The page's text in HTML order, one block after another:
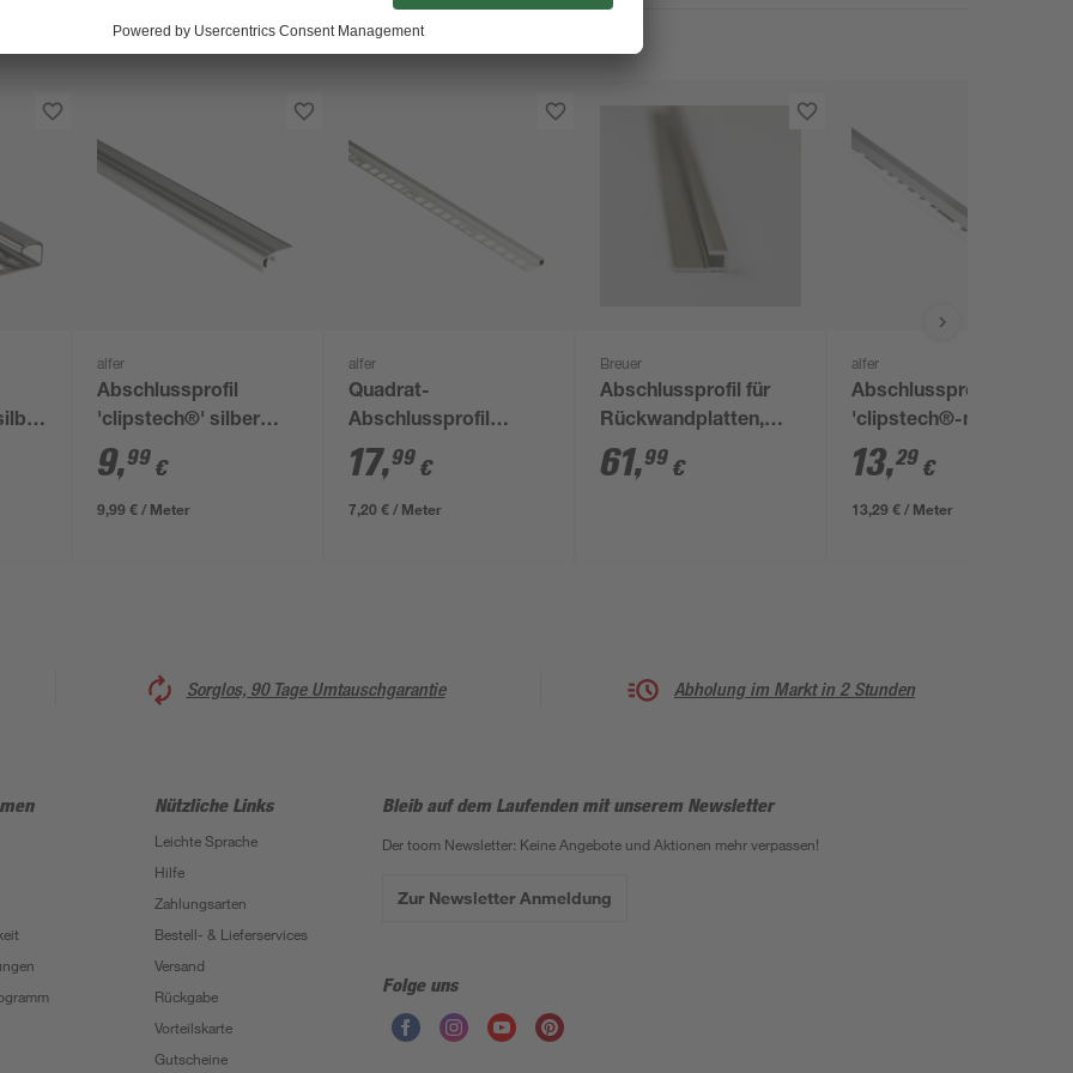
alfer
Abschlussprofil
'clipstech®' silber
1000 x 12,5 mm
9,99 €
9,99 € / Meter
alfer
Quadrat-
Abschlussprofil
Aluminium 2500 x
19,5 x 8 mm
17,99 €
7,20 € / Meter
Breuer
Abschlussprofil für
Rückwandplatten,
eckig, alu
chromeffekt, 2550
61,99 €
alfer
Abschlussprofil
'clipstech®-mini'
Aluminium silber 1000
x 19,5 mm
13,29 €
13,29 € / Meter
Sorglos, 90 Tage Umtauschgarantie Abholung im Markt in 2 Stunden
Nützliche Links
Leichte Sprache
Hilfe
Zahlungsarten
Bestell- & Lieferservices
Versand
Rückgabe
Vorteilskarte
Gutscheine
Bleib auf dem Laufenden mit unserem Newsletter
Der toom Newsletter: Keine Angebote und Aktionen mehr verpassen!
Zur Newsletter Anmeldung
Folge uns